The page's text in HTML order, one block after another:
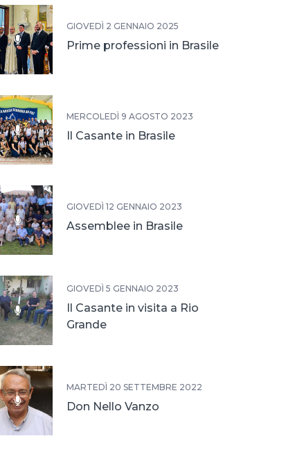
GIOVEDÌ 2 GENNAIO 2025
Prime professioni in Brasile
MERCOLEDÌ 9 AGOSTO 2023
Il Casante in Brasile
GIOVEDÌ 12 GENNAIO 2023
Assemblee in Brasile
GIOVEDÌ 5 GENNAIO 2023
Il Casante in visita a Rio
Grande
MARTEDÌ 20 SETTEMBRE 2022
Don Nello Vanzo